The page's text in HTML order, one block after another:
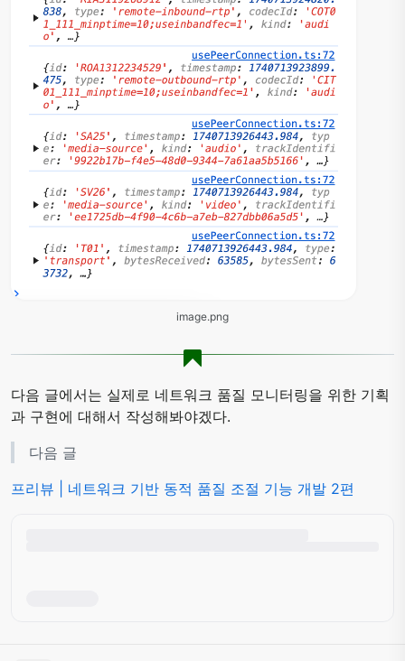
image.png
다음 글에서는 실제로 네트워크 품질 모니터링을 위한 기획
과 구현에 대해서 작성해봐야겠다.
다음 글
프리뷰 | 네트워크 기반 동적 품질 조절 기능 개발 2편